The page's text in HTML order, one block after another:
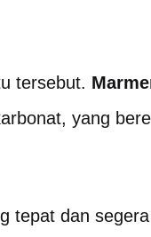
tersebut.
yang
tepat dan